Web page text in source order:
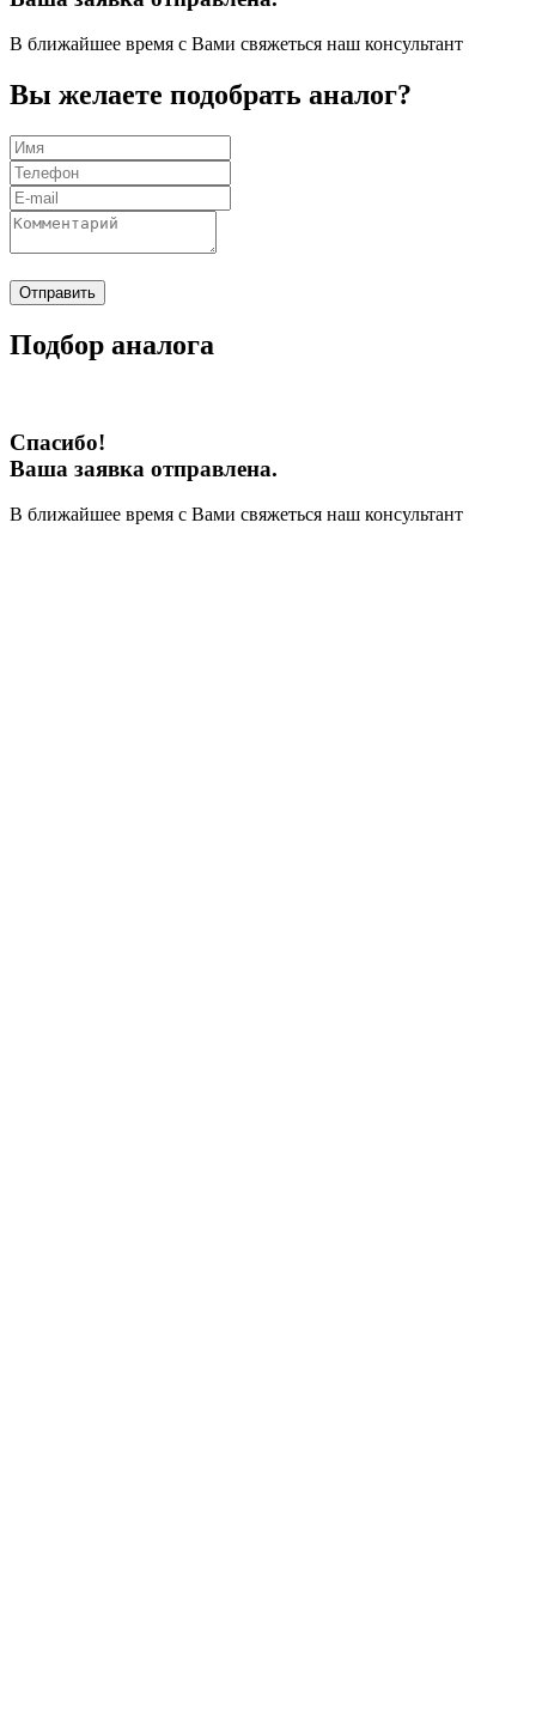
В ближайшее время с Вами свяжеться наш консультант
Вы желаете подобрать аналог?
Отправить
Подбор аналога
Спасибо!
Ваша заявка отправлена.
В ближайшее время с Вами свяжеться наш консультант